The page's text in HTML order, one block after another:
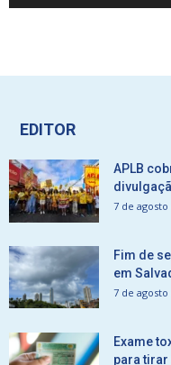
EDITOR
APLB
7 de agosto
Fim de
em
7 de agosto
Exame
para tirar